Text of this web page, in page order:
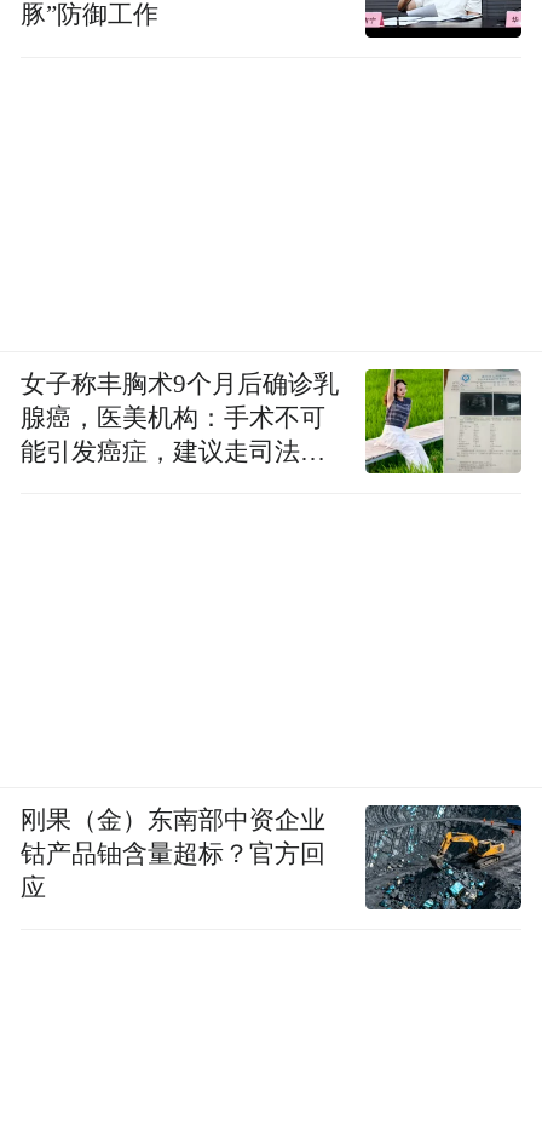
豚”防御工作
女子称丰胸术9个月后确诊乳
腺癌，医美机构：手术不可
能引发癌症，建议走司法途
刚果（金）东南部中资企业
钴产品铀含量超标？官方回
应